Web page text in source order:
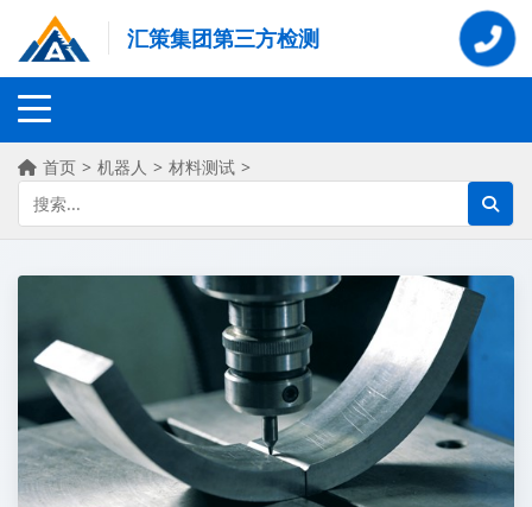
汇策集团第三方检测
首页 > 机器人 > 材料测试 >